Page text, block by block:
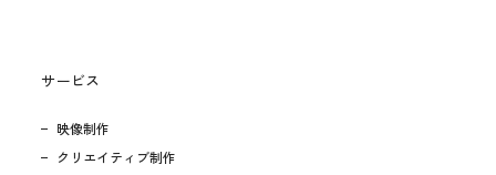
サービス
映像制作
クリエイティブ制作